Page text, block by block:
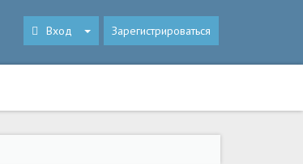
Вход Зарегистрироваться